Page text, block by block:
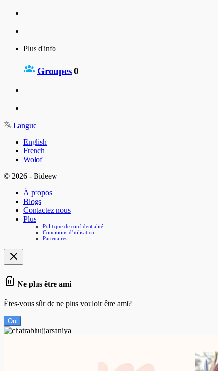
Plus d'info
Groupes 0
Langue
English
French
Wolof
© 2026 - Bideew
À propos
Blogs
Contactez nous
Plus
Politique de confidentialité
Conditions d'utilisation
Partenaires
Ne plus être ami
Êtes-vous sûr de ne plus vouloir être ami?
Oui